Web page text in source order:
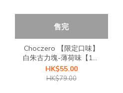
售完
Choczero 【限定口味】
白朱古力塊-薄荷味【1盒
8塊】 無添加糖
HK$55.00
HK$79.00